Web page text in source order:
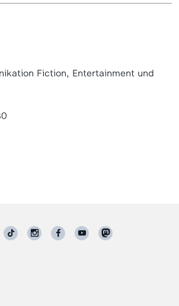
Fiction, Entertainment und